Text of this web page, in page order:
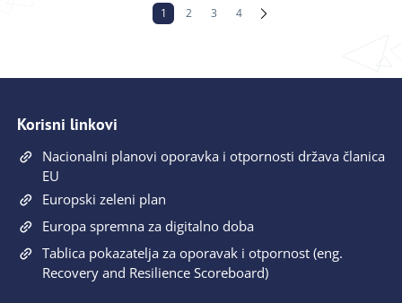
1
2 3 4
Korisni linkovi
Nacionalni planovi oporavka i otpornosti država članica
EU
Europski zeleni plan
Europa spremna za digitalno doba
Tablica pokazatelja za oporavak i otpornost (eng.
Recovery and Resilience Scoreboard)